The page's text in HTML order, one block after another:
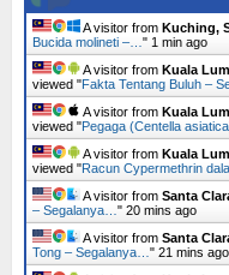
A visitor from Kuching,
Bucida molineti –… " 1 min ago
A visitor from Kuala
viewed "Fakta Tentang Buluh –
A visitor from Kuala
viewed "Pegaga (Centella
A visitor from Kuala
viewed "Racun Cypermethrin
A visitor from Santa
– Segalanya… " 20 mins ago
A visitor from Santa
Tong – Segalanya… " 21 mins ago